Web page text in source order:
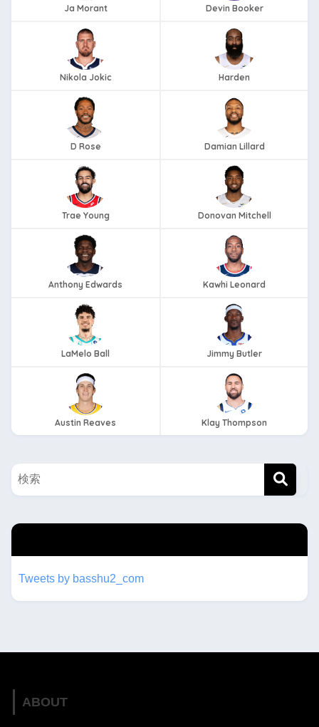
Ja Morant Devin Booker
Nikola Jokic Harden
D Rose Damian Lillard
Trae Young Donovan Mitchell
Anthony Edwards Kawhi Leonard
LaMelo Ball Jimmy Butler
Austin Reaves Klay Thompson
Tweets by basshu2_com
ABOUT